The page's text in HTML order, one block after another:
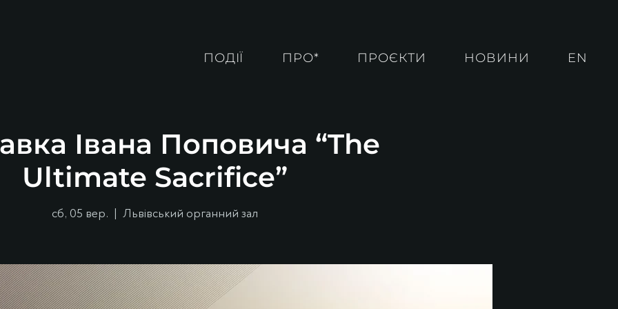
ПОДІЇ ПРО* ПРОЄКТИ НОВИНИ EN
Івана Поповича “The
Ultimate Sacrifice”
сб, 05 вер.
  |
Львівський органний зал